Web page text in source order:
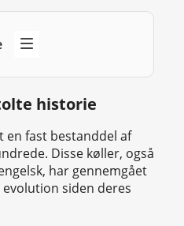
historie
en fast bestanddel af
Disse køller, også
har gennemgået
siden deres